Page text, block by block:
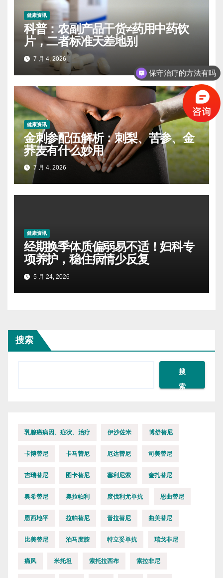
健康资讯
科普：农副产品干货≠药用中药饮
片，二者标准天差地别
7 月 4, 2026
健康资讯
金刺参配伍解析：刺梨、苦参、金
荞麦有什么妙用
7 月 4, 2026
健康资讯
经期换季体质偏弱易不适！妇科专
项养护，稳住病情少反复
5 月 24, 2026
搜索
搜
索
乳腺癌病因、症状、治疗 伊沙佐米 博舒替尼
卡博替尼 卡马替尼 厄达替尼 司美替尼
吉瑞替尼 图卡替尼 塞利尼索 奎扎替尼
奥希替尼 奥拉帕利 度伐利尤单抗 恩曲替尼
恩西地平 拉帕替尼 普拉替尼 曲美替尼
比美替尼 泊马度胺 特立妥单抗 瑞戈非尼
痛风 米托坦 索托拉西布 索拉非尼
保守治疗的方法有吗